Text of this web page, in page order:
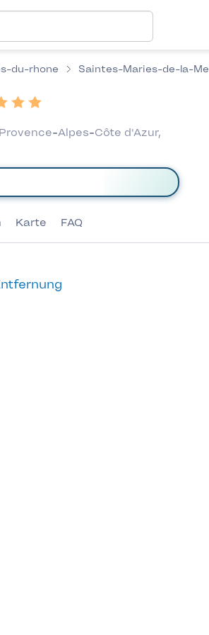
du-rhone Saintes-Maries-de-la-
Alpes-Côte d'Azur,
Karte FAQ